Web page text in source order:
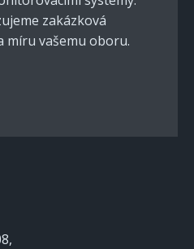
zakázková
míru vašemu oboru.